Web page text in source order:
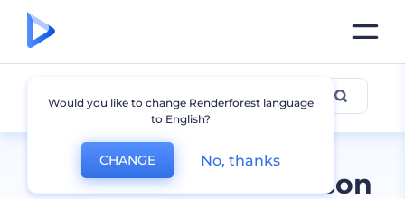
Creador de carteles con
Carteles
Would you like to change Renderforest language
to English?
CHANGE No, thanks